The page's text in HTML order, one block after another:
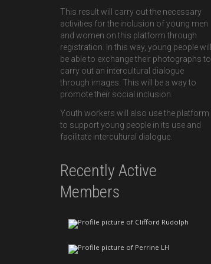
This result will carry out the necessary
activities for the inclusion of young men
and women on this platform through
registration. In this way, young people will
be able to exchange their photographs to
carry out an intercultural dialogue
through images. This will be a way to
promote their social inclusion.
Youth workers will also use the platform
to support young people in its use and
facilitate intercultural dialogue.
Recently Active
Members